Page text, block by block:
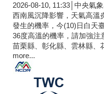
2026-08-10, 11:33│中央氣
西南風沉降影響，天氣高溫
發生的機率，今(10)日白天
36度高溫的機率，請加強注
苗栗縣、彰化縣、雲林縣、
more...